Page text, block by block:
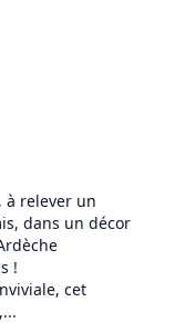
à relever un
dans un décor
!
cet